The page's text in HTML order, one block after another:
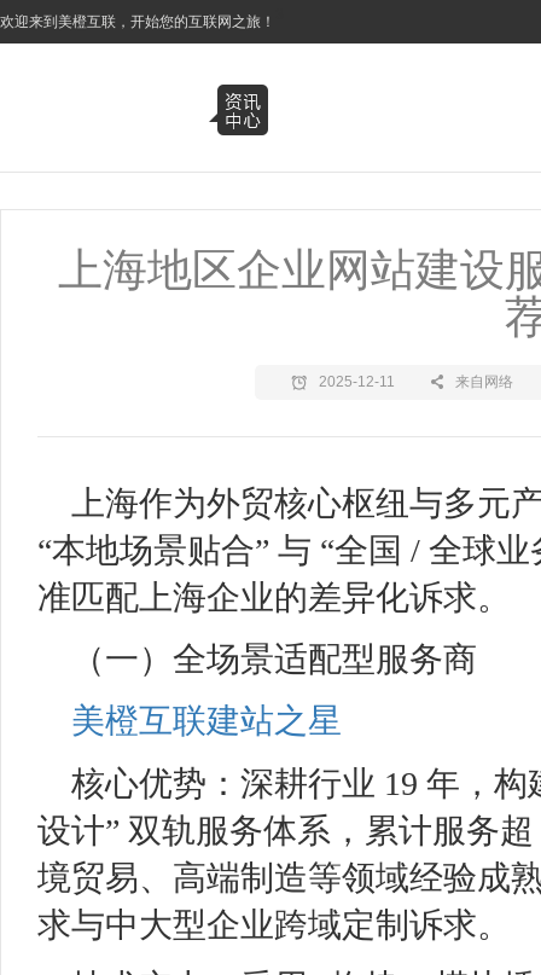
欢迎来到美橙互联，开始您的互联网之旅！
上海地区企业网站建设
2025-12-11 来自网络
上海作为外贸核心枢纽与多元
“本地场景贴合” 与 “全国 / 全球
准匹配上海企业的差异化诉求。
（一）全场景适配型服务商
美橙互联建站之星
核心优势：深耕行业 19 年，构
设计” 双轨服务体系，累计服务
境贸易、高端制造等领域经验成
求与中大型企业跨域定制诉求。